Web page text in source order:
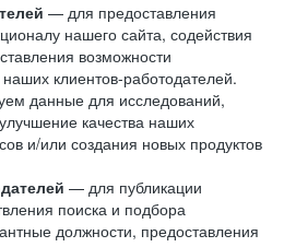
— для предоставления
нашего сайта, содействия
возможности
наших клиентов-работодателей.
данные для исследований,
качества наших
и/или создания новых продуктов
— для публикации
поиска и подбора
должности, предоставления